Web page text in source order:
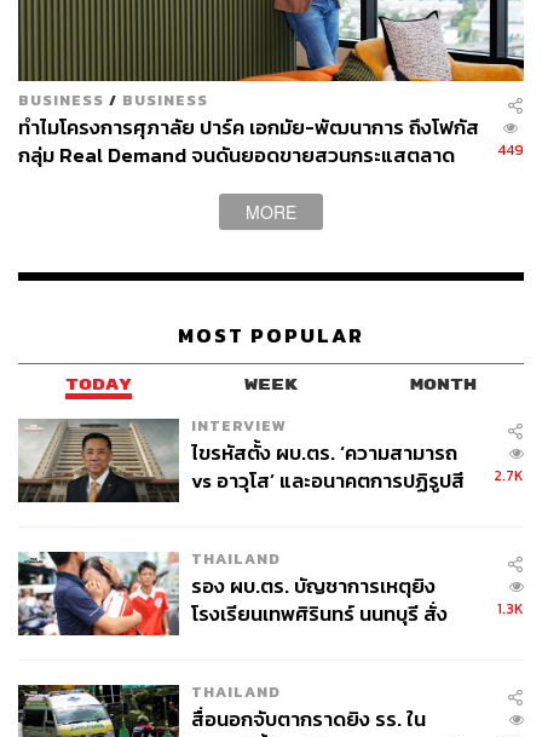
BUSINESS / BUSINESS
ทำไมโครงการศุภาลัย ปาร์ค เอกมัย-พัฒนาการ ถึงโฟกัส
กลุ่ม Real Demand จนดันยอดขายสวนกระแสตลาด
449
MORE
MOST POPULAR
TODAY WEEK MONTH
INTERVIEW
ไขรหัสตั้ง ผบ.ตร. ‘ความสามารถ
vs อาวุโส’ และอนาคตการปฏิรูปสี
2.7K
THAILAND
รอง ผบ.ตร. บัญชาการเหตุยิง
โรงเรียนเทพศิรินทร์ นนทบุรี สั่ง
1.3K
THAILAND
สื่อนอกจับตากราดยิง รร. ใน